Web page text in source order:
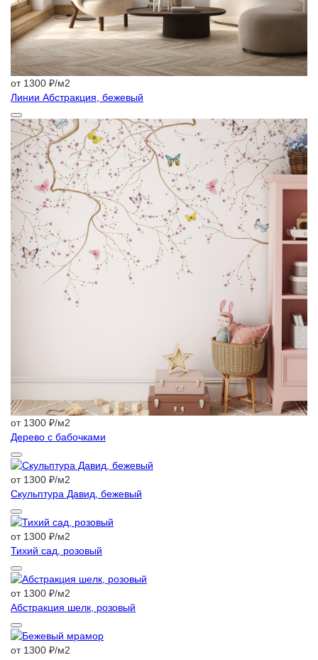
от 1300 ₽/м2
Линии Абстракция, бежевый
от 1300 ₽/м2
Дерево с бабочками
от 1300 ₽/м2
Скульптура Давид, бежевый
от 1300 ₽/м2
Тихий сад, розовый
от 1300 ₽/м2
Абстракция шелк, розовый
от 1300 ₽/м2